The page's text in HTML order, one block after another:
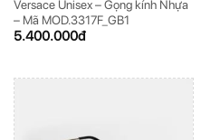
Versace Unisex – Gọng kính Nhựa
– Mã MOD.3317F_GB1
5.400.000đ